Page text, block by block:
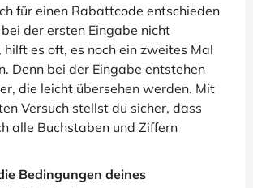
für einen Rabattcode entschieden
der ersten Eingabe nicht
es oft, es noch ein zweites Mal
Denn bei der Eingabe entstehen
die leicht übersehen werden. Mit
Versuch stellst du sicher, dass
alle Buchstaben und Ziffern
Bedingungen deines